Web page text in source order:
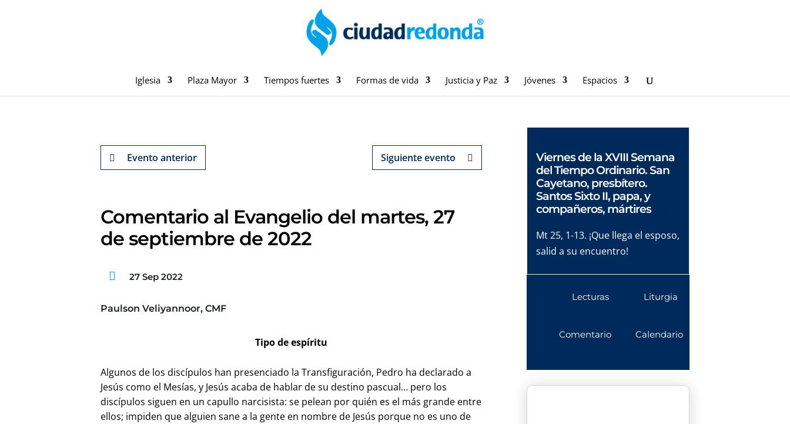
Iglesia Plaza Mayor Tiempos fuertes Formas de vida Justicia y Paz Jóvenes Espacios
Evento anterior Siguiente evento
Comentario al Evangelio del martes, 27
de septiembre de 2022
27 Sep 2022
Paulson Veliyannoor, CMF
Tipo de espíritu
Algunos de los discípulos han presenciado la Transfiguración, Pedro ha declarado a
Jesús como el Mesías, y Jesús acaba de hablar de su destino pascual… pero los
discípulos siguen en un capullo narcisista: se pelean por quién es el más grande entre
ellos; impiden que alguien sane a la gente en nombre de Jesús porque no es uno de
Viernes de la XVIII Semana
del Tiempo Ordinario. San
Cayetano, presbítero.
Santos Sixto II, papa, y
compañeros, mártires
Mt 25, 1-13. ¡Que llega el esposo,
salid a su encuentro!
Lecturas
Comentario
Liturgia
Calendario